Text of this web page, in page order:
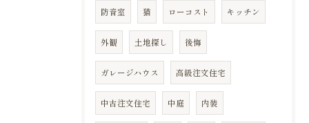
防音室 猫 ローコスト キッチン
外観 土地探し 後悔
ガレージハウス 高級注文住宅
中古注文住宅 中庭 内装